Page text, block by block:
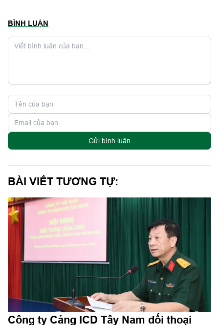
BÌNH LUẬN
Gửi bình luận
BÀI VIẾT TƯƠNG TỰ:
Công ty Cảng ICD Tây Nam đối thoại